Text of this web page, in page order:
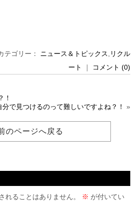
テゴリー： ニュース＆トピックス リクル
ート
｜ コメント (0)
！
で見つけるのって難しいですよね？！
»
のページへ戻る
れることはありません。 ※ が付いてい